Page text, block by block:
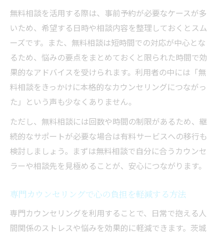
無料相談を活用する際は、事前予約が必要なケースが多
いため、希望する日時や相談内容を整理しておくとスム
ーズです。また、無料相談は短時間での対応が中心とな
るため、悩みの要点をまとめておくと限られた時間で効
果的なアドバイスを受けられます。利用者の中には「無
料相談をきっかけに本格的なカウンセリングにつながっ
た」という声も少なくありません。
ただし、無料相談には回数や時間の制限があるため、継
続的なサポートが必要な場合は有料サービスへの移行も
検討しましょう。まずは無料相談で自分に合うカウンセ
ラーや相談先を見極めることが、安心につながります。
専門カウンセリングで心の負担を軽減する方法
専門カウンセリングを利用することで、日常で抱える人
間関係のストレスや悩みを効果的に軽減できます。茨城